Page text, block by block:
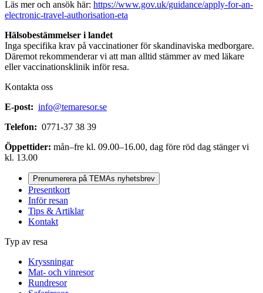
Läs mer och ansök här: https://www.gov.uk/guidance/apply-for-an-
electronic-travel-authorisation-eta
Hälsobestämmelser i landet
Inga specifika krav på vaccinationer för skandinaviska medborgare.
Däremot rekommenderar vi att man alltid stämmer av med läkare
eller vaccinationsklinik inför resa.
Kontakta oss
E-post: info@temaresor.se
Telefon: 0771-37 38 39
Öppettider: mån–fre kl. 09.00–16.00, dag före röd dag stänger vi
kl. 13.00
Prenumerera på TEMAs nyhetsbrev
Presentkort
Inför resan
Tips & Artiklar
Kontakt
Typ av resa
Kryssningar
Mat- och vinresor
Rundresor